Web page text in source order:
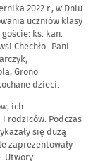
2022 r., w Dniu
uczniów klasy
ks. kan.
Chechło- Pani
Grono
dzieci.
ich
rodziców. Podczas
się dużą
zaprezentowały
Utwory